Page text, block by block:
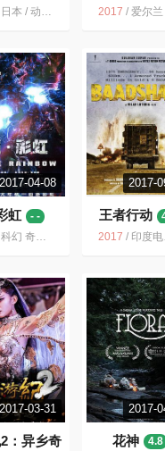
6.0
日本 / 动作 奇幻 冒险
2017 / 爱尔兰 / 剧情
04-08
虹
- -
科幻 奇幻 成长 儿童 中国大陆 中国 英国 新西兰
2017-
王者行动
2017 / 印度电影 印度 动作 2017 电影 犯罪 悬疑 剧情
2017-03-31
：异乡奇
2017-
花神
4.8